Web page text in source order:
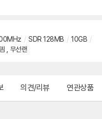
/ SDR 128MB / 10GB /
, 무선랜
의견/리뷰 연관상품